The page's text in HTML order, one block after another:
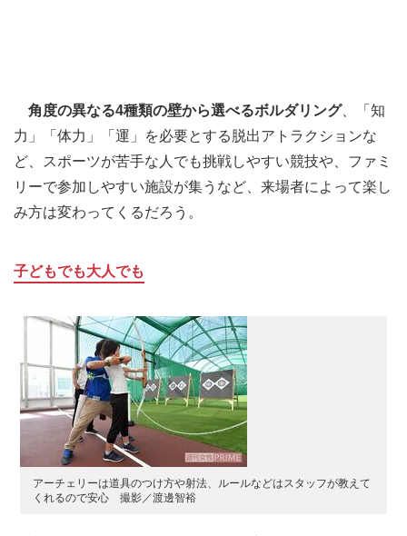
角度の異なる4種類の壁から選べるボルダリング、「知
力」「体力」「運」を必要とする脱出アトラクションな
ど、スポーツが苦手な人でも挑戦しやすい競技や、ファミ
リーで参加しやすい施設が集うなど、来場者によって楽し
み方は変わってくるだろう。
子どもでも大人でも
アーチェリーは道具のつけ方や射法、ルールなどはスタッフが教えて
くれるので安心 撮影／渡邊智裕